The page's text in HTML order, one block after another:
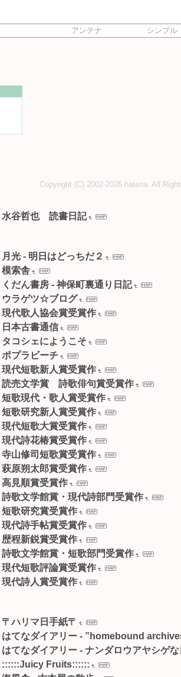
アンテナ シンプル
水谷哲也 読書日記
月光 - 明日はどっちだ２
模索舎
くだん書房 - 神保町裏通り日記
ウラゲツ☆ブログ
現代歌人協会賞受賞作
日本古書通信
タコシェにようこそ
ポプラビーチ
現代短歌新人賞受賞作
読売文学賞 詩歌俳句賞受賞作
短歌現代・歌人賞受賞作
短歌研究新人賞受賞作
現代短歌大賞受賞作
現代詩花椿賞受賞作
寺山修司短歌賞受賞作
萩原朔太郎賞受賞作
高見順賞受賞作
詩歌文学館賞・現代詩部門受賞作
短歌研究賞受賞作
現代詩手帖賞受賞作
歴程新鋭賞受賞作
詩歌文学館賞・短歌部門受賞作
現代短歌評論賞受賞作
現代詩人賞受賞作
〒ハリマ日手紙〒
はてなダイアリー - ”homebound
はてなダイアリー - ナンダロウアヤシゲな
::::::Juicy Fruits::::::
Copyright (C) 2002-2026 hatena. All